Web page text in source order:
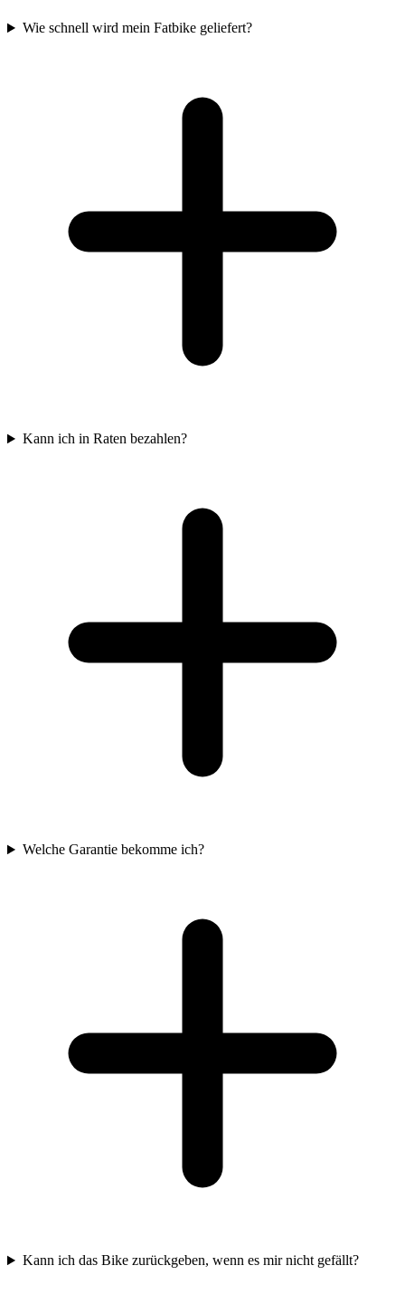
Wie schnell wird mein Fatbike geliefert?
Kann ich in Raten bezahlen?
Welche Garantie bekomme ich?
Kann ich das Bike zurückgeben, wenn es mir nicht gefällt?